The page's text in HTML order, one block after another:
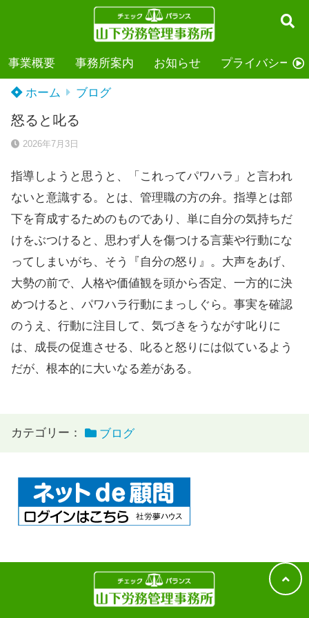
事業概要 事務所案内 お知らせ プライバシーポ
ホーム ブログ
怒ると叱る
2026年7月3日
指導しようと思うと、「これってパワハラ」と言われ
ないと意識する。とは、管理職の方の弁。指導とは部
下を育成するためのものであり、単に自分の気持ちだ
けをぶつけると、思わず人を傷つける言葉や行動にな
ってしまいがち、そう『自分の怒り』。大声をあげ、
大勢の前で、人格や価値観を頭から否定、一方的に決
めつけると、パワハラ行動にまっしぐら。事実を確認
のうえ、行動に注目して、気づきをうながす叱りに
は、成長の促進させる、叱ると怒りには似ているよう
だが、根本的に大いなる差がある。
カテゴリー： ブログ